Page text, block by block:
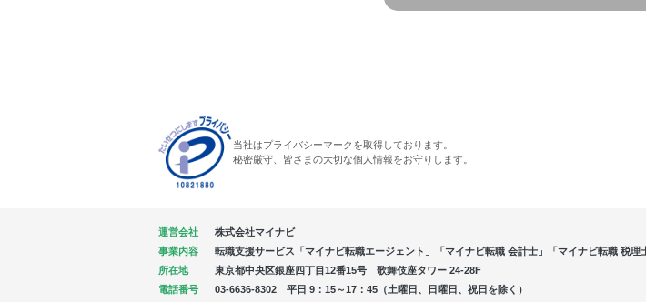
当社はプライバシーマークを取得しております。
秘密厳守、皆さまの大切な個人情報をお守りします。
運営会社
株式会社マイナビ
事業内容
転職支援サービス「マイナビ転職エージェント」「マイナビ転職 会計士」「マイナビ転職 税理
所在地
東京都中央区銀座四丁目12番15号 歌舞伎座タワー 24-28F
電話番号
03-6636-8302 平日 9：15～17：45（土曜日、日曜日、祝日を除く）